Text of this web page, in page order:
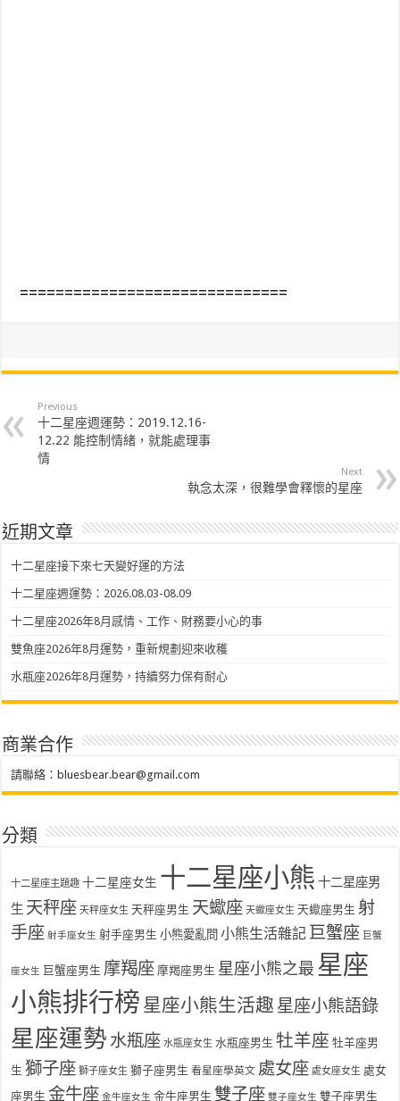
==============================
Previous
十二星座週運勢：2019.12.16-
12.22 能控制情緒，就能處理事
情
Next
執念太深，很難學會釋懷的星座
近期文章
十二星座接下來七天變好運的方法
十二星座週運勢：2026.08.03-08.09
十二星座2026年8月感情、工作、財務要小心的事
雙魚座2026年8月運勢，重新規劃迎來收穫
水瓶座2026年8月運勢，持續努力保有耐心
商業合作
請聯絡： bluesbear.bear@gmail.com
分類
十二星座主題趣 十二星座女生 十二星座小熊 十二星座男
生 天秤座 天秤座女生 天秤座男生 天蠍座 天蠍座女生 天蠍座男生 射
手座 射手座女生 射手座男生 小熊愛亂問 小熊生活雜記 巨蟹座 巨蟹
座女生 巨蟹座男生 摩羯座 摩羯座男生 星座小熊之最 星座
小熊排行榜 星座小熊生活趣 星座小熊語錄
星座運勢 水瓶座 水瓶座女生 水瓶座男生 牡羊座 牡羊座男
生 獅子座 獅子座女生 獅子座男生 看星座學英文 處女座 處女座女生 處女
座男生 金牛座 金牛座女生 金牛座男生 雙子座 雙子座女生 雙子座男生